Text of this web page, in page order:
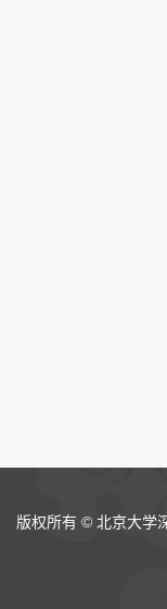
版权所有 © 北京大学